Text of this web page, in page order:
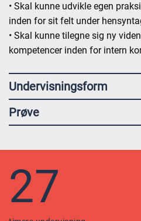
• Skal kunne udvikle egen
inden for sit felt under
• Skal kunne tilegne sig ny
kompetencer inden for intern
Undervisningsform
Prøve
27